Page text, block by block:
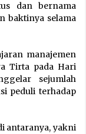
dan bernama
baktinya selama
manajemen
Tirta pada Hari
sejumlah
peduli terhadap
antaranya, yakni